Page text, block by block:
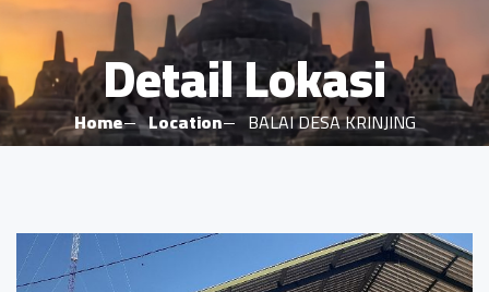
Detail Lokasi
Home Location BALAI DESA KRINJING